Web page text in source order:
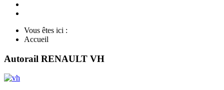
Vous êtes ici :
Accueil
Autorail RENAULT VH